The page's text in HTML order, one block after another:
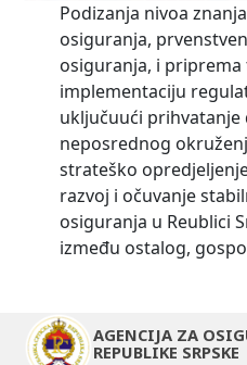
Podizanja nivoa
osiguranja,
osiguranja, i priprema
implementaciju
uključuući
neposrednog
strateško
razvoj i očuvanje
osiguranja u Reublici
između ostalog,
AGENCIJA ZA
REPUBLIKE SRPSKE